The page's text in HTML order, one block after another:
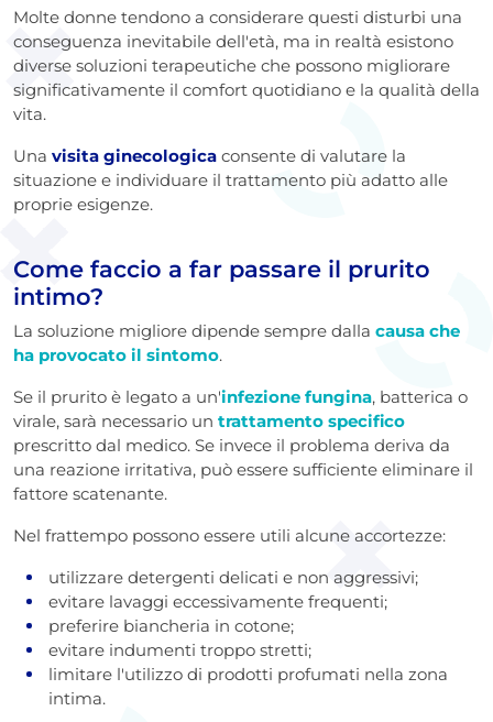
Molte donne tendono a considerare questi disturbi una
conseguenza inevitabile dell'età, ma in realtà esistono
diverse soluzioni terapeutiche che possono migliorare
significativamente il comfort quotidiano e la qualità della
vita.
Una visita ginecologica consente di valutare la
situazione e individuare il trattamento più adatto alle
proprie esigenze.
Come faccio a far passare il prurito
intimo?
La soluzione migliore dipende sempre dalla causa che
ha provocato il sintomo.
Se il prurito è legato a un'infezione fungina, batterica o
virale, sarà necessario un trattamento specifico
prescritto dal medico. Se invece il problema deriva da
una reazione irritativa, può essere sufficiente eliminare il
fattore scatenante.
Nel frattempo possono essere utili alcune accortezze:
utilizzare detergenti delicati e non aggressivi;
evitare lavaggi eccessivamente frequenti;
preferire biancheria in cotone;
evitare indumenti troppo stretti;
limitare l'utilizzo di prodotti profumati nella zona
intima.